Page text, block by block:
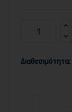
Διαθεσιμότητα: